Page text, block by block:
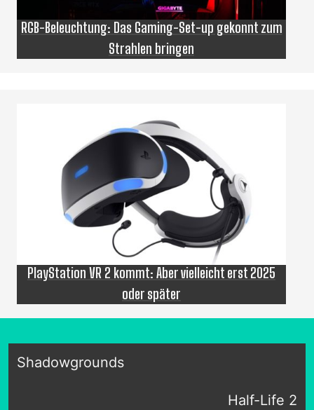
RGB-Beleuchtung: Das Gaming-Set-up gekonnt zum
Strahlen bringen
PlayStation VR 2 kommt: Aber vielleicht erst 2025
oder später
Shadowgrounds
Half-Life 2